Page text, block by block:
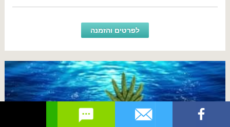
לפרטים והזמנה